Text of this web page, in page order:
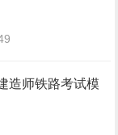
造师铁路考试模